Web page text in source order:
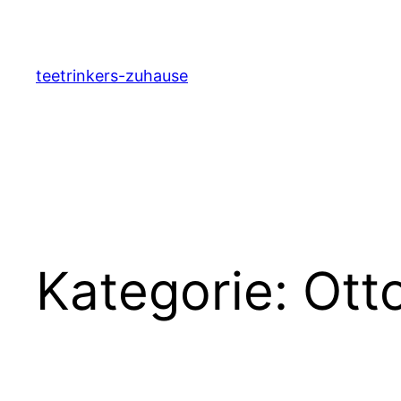
springen
teetrinkers-zuhause
Kategorie: